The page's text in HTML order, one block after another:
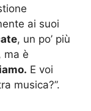
ai suoi
, un po’ più
ma è
E voi
musica?”.